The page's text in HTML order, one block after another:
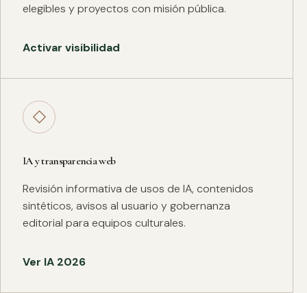
elegibles y proyectos con misión pública.
Activar visibilidad
◇
IA y transparencia web
Revisión informativa de usos de IA, contenidos
sintéticos, avisos al usuario y gobernanza
editorial para equipos culturales.
Ver IA 2026